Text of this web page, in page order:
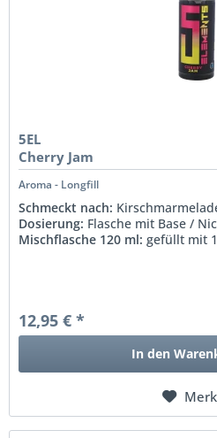
5EL
Cherry Jam
Aroma - Longfill
Schmeckt nach:
Dosierung: Flasche mit Base /
Mischflasche 120 ml: gefüllt mit
12,95 € *
In den